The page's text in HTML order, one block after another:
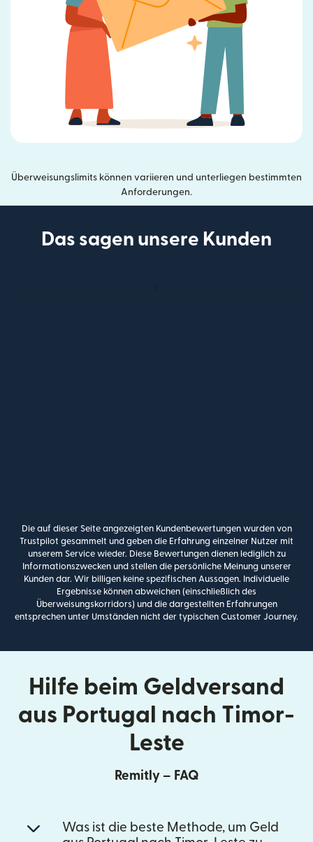
Überweisungslimits können variieren und unterliegen bestimmten
Anforderungen.
Das sagen unsere Kunden
Die auf dieser Seite angezeigten Kundenbewertungen wurden von
Trustpilot gesammelt und geben die Erfahrung einzelner Nutzer mit
unserem Service wieder. Diese Bewertungen dienen lediglich zu
Informationszwecken und stellen die persönliche Meinung unserer
Kunden dar. Wir billigen keine spezifischen Aussagen. Individuelle
Ergebnisse können abweichen (einschließlich des
Überweisungskorridors) und die dargestellten Erfahrungen
entsprechen unter Umständen nicht der typischen Customer Journey.
Hilfe beim Geldversand
aus Portugal nach Timor-
Leste
Remitly – FAQ
Was ist die beste Methode, um Geld